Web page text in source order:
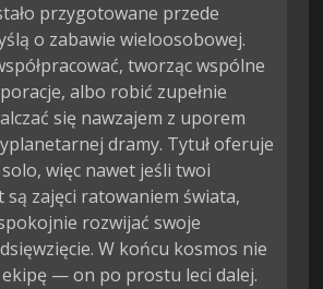
przygotowane przede
o zabawie wieloosobowej.
tworząc wspólne
albo robić zupełnie
się nawzajem z uporem
dramy. Tytuł oferuje
więc nawet jeśli twoi
zajęci ratowaniem świata,
rozwijać swoje
W końcu kosmos nie
ekipę — on po prostu leci dalej.